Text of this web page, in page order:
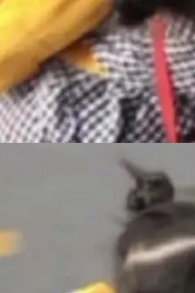
半年时间
话是 "buil
。 这个判
Face 是
百万个模
统、智能
。 Crawsh
coding age
核心论点很
是传统的自
接相关的
任何软件 C
请，全
生
没人想到它
8月1日，
翼（tiany
Harness 相
Har
。请附上
——调用工
、完成闭
一多模态模
Preview。
MoT 的轻
真实质感、
。 相比 U